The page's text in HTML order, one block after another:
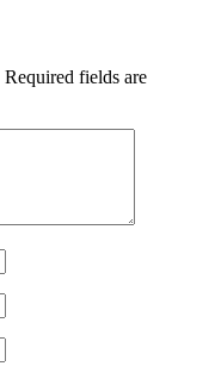
Required fields are